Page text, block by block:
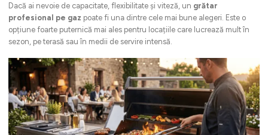
Dacă ai nevoie de capacitate, flexibilitate și viteză, un grătar
profesional pe gaz poate fi una dintre cele mai bune alegeri. Este o
opțiune foarte puternică mai ales pentru locațiile care lucrează mult în
sezon, pe terasă sau în medii de servire intensă.